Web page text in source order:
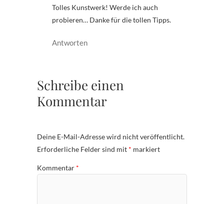
Tolles Kunstwerk! Werde ich auch
probieren… Danke für die tollen Tipps.
Antworten
Schreibe einen
Kommentar
Deine E-Mail-Adresse wird nicht veröffentlicht.
Erforderliche Felder sind mit * markiert
Kommentar *